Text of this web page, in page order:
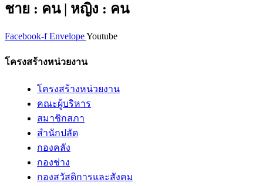
ชาย : คน | หญิง : คน
Facebook-f EnvelopeYoutube
โครงสร้างหน่วยงาน
โครงสร้างหน่วยงาน
คณะผู้บริหาร
สมาชิกสภา
สำนักปลัด
กองคลัง
กองช่าง
กองสวัสดิการและสังคม